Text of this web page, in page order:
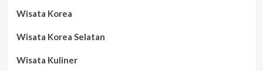
Wisata Korea
Wisata Korea Selatan
Wisata Kuliner